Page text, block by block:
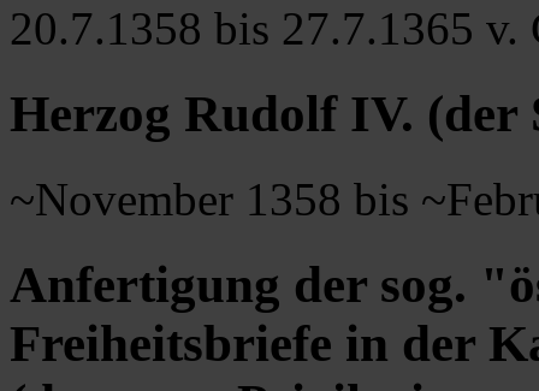
20.7.1358 bis 27.7.1365 v.
Herzog Rudolf IV. (der
~November 1358 bis
Anfertigung der sog.
Freiheitsbriefe in der